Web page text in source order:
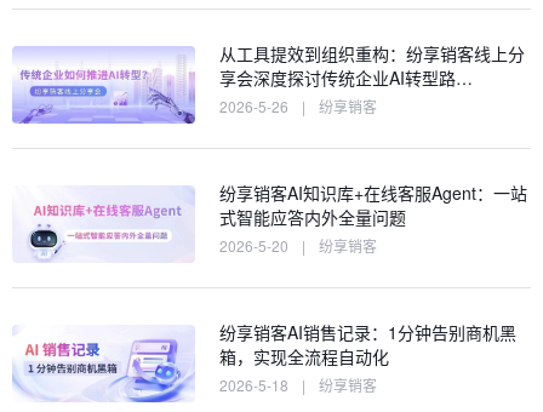
从工具提效到组织重构：纷享销客线上分
享会深度探讨传统企业AI转型路…
2026-5-26 | 纷享销客
纷享销客AI知识库+在线客服Agent：一站
式智能应答内外全量问题
2026-5-20 | 纷享销客
纷享销客AI销售记录：1分钟告别商机黑
箱，实现全流程自动化
2026-5-18 | 纷享销客